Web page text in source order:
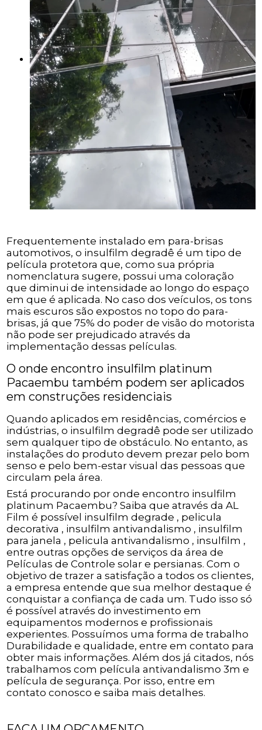
Frequentemente instalado em para-brisas
automotivos, o insulfilm degradê é um tipo de
película protetora que, como sua própria
nomenclatura sugere, possui uma coloração
que diminui de intensidade ao longo do espaço
em que é aplicada. No caso dos veículos, os tons
mais escuros são expostos no topo do para-
brisas, já que 75% do poder de visão do motorista
não pode ser prejudicado através da
implementação dessas películas.
O onde encontro insulfilm platinum
Pacaembu também podem ser aplicados
em construções residenciais
Quando aplicados em residências, comércios e
indústrias, o insulfilm degradê pode ser utilizado
sem qualquer tipo de obstáculo. No entanto, as
instalações do produto devem prezar pelo bom
senso e pelo bem-estar visual das pessoas que
circulam pela área.
Está procurando por onde encontro insulfilm
platinum Pacaembu? Saiba que através da AL
Film é possível insulfilm degrade , pelicula
decorativa , insulfilm antivandalismo , insulfilm
para janela , pelicula antivandalismo , insulfilm ,
entre outras opções de serviços da área de
Películas de Controle solar e persianas. Com o
objetivo de trazer a satisfação a todos os clientes,
a empresa entende que sua melhor destaque é
conquistar a confiança de cada um. Tudo isso só
é possível através do investimento em
equipamentos modernos e profissionais
experientes. Possuímos uma forma de trabalho
Durabilidade e qualidade, entre em contato para
obter mais informações. Além dos já citados, nós
trabalhamos com película antivandalismo 3m e
película de segurança. Por isso, entre em
contato conosco e saiba mais detalhes.